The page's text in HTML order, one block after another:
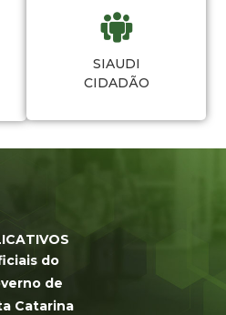
SIAUDI
CIDADÃO
do
de
Catarina